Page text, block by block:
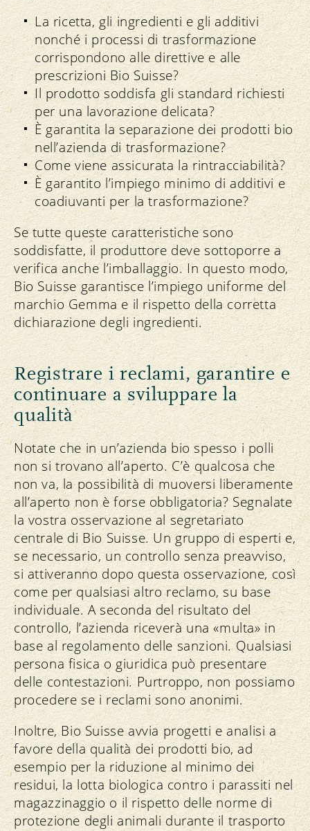
La ricetta, gli ingredienti e gli additivi
nonché i processi di trasformazione
corrispondono alle direttive e alle
prescrizioni Bio Suisse?
Il prodotto soddisfa gli standard richiesti
per una lavorazione delicata?
È garantita la separazione dei prodotti bio
nell’azienda di trasformazione?
Come viene assicurata la rintracciabilità?
È garantito l’impiego minimo di additivi e
coadiuvanti per la trasformazione?
Se tutte queste caratteristiche sono
soddisfatte, il produttore deve sottoporre a
verifica anche l’imballaggio. In questo modo,
Bio Suisse garantisce l’impiego uniforme del
marchio Gemma e il rispetto della corretta
dichiarazione degli ingredienti.
Registrare i reclami, garantire e
continuare a sviluppare la
qualità
Notate che in un’azienda bio spesso i polli
non si trovano all’aperto. C’è qualcosa che
non va, la possibilità di muoversi liberamente
all’aperto non è forse obbligatoria? Segnalate
la vostra osservazione al segretariato
centrale di Bio Suisse. Un gruppo di esperti e,
se necessario, un controllo senza preavviso,
si attiveranno dopo questa osservazione, così
come per qualsiasi altro reclamo, su base
individuale. A seconda del risultato del
controllo, l’azienda riceverà una «multa» in
base al regolamento delle sanzioni. Qualsiasi
persona fisica o giuridica può presentare
delle contestazioni. Purtroppo, non possiamo
procedere se i reclami sono anonimi.
Inoltre, Bio Suisse avvia progetti e analisi a
favore della qualità dei prodotti bio, ad
esempio per la riduzione al minimo dei
residui, la lotta biologica contro i parassiti nel
magazzinaggio o il rispetto delle norme di
protezione degli animali durante il trasporto